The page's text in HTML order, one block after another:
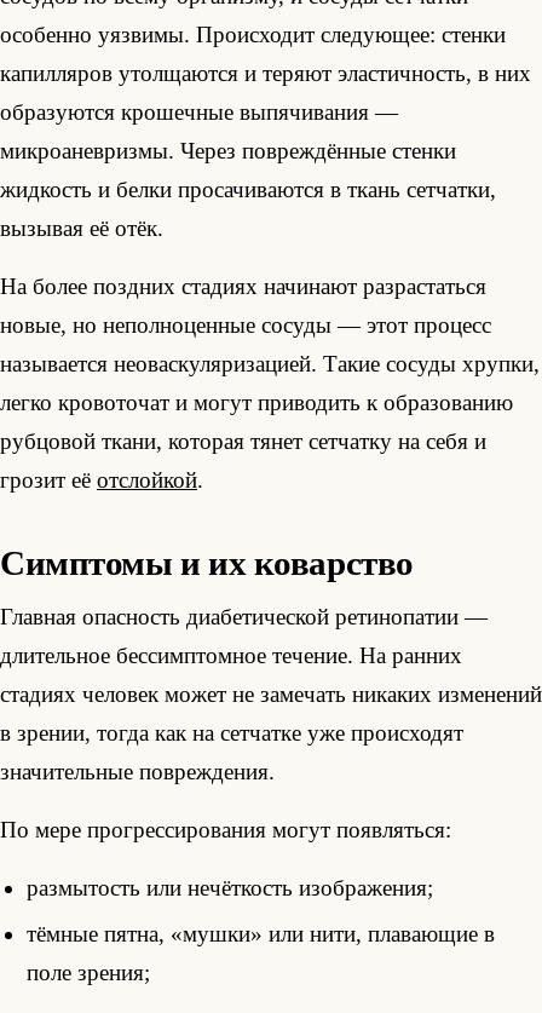
особенно уязвимы. Происходит следующее: стенки
капилляров утолщаются и теряют эластичность, в них
образуются крошечные выпячивания —
микроаневризмы. Через повреждённые стенки
жидкость и белки просачиваются в ткань сетчатки,
вызывая её отёк.
На более поздних стадиях начинают разрастаться
новые, но неполноценные сосуды — этот процесс
называется неоваскуляризацией. Такие сосуды хрупки,
легко кровоточат и могут приводить к образованию
рубцовой ткани, которая тянет сетчатку на себя и
грозит её отслойкой.
Симптомы и их коварство
Главная опасность диабетической ретинопатии —
длительное бессимптомное течение. На ранних
стадиях человек может не замечать никаких изменений
в зрении, тогда как на сетчатке уже происходят
значительные повреждения.
По мере прогрессирования могут появляться:
размытость или нечёткость изображения;
тёмные пятна, «мушки» или нити, плавающие в
поле зрения;